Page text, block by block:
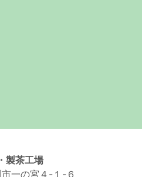
製茶工場
一の宮４-１-６